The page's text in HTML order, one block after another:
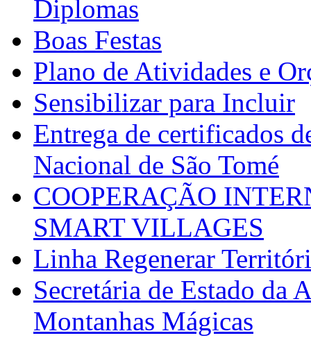
Diplomas
Boas Festas
Plano de Atividades e
Sensibilizar para Incluir
Entrega de certificados
Nacional de São Tomé
COOPERAÇÃO
SMART VILLAGES
Linha Regenerar
Secretária de Estado da
Montanhas Mágicas